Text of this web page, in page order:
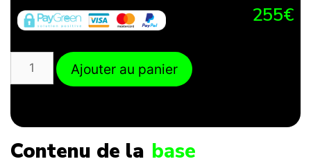
255€
Ajouter au panier
Contenu de la base